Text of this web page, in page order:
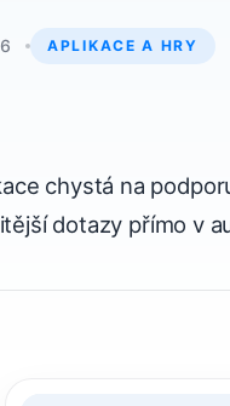
APLIKACE A HRY
chystá na
dotazy přímo v